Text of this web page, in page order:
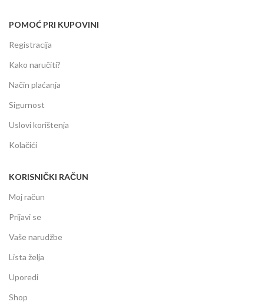
POMOĆ PRI KUPOVINI
Registracija
Kako naručiti?
Način plaćanja
Sigurnost
Uslovi korištenja
Kolačići
KORISNIČKI RAČUN
Moj račun
Prijavi se
Vaše narudžbe
Lista želja
Uporedi
Shop